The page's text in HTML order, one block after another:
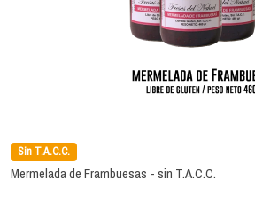
Sin T.A.C.C.
Mermelada de Frambuesas - sin T.A.C.C.